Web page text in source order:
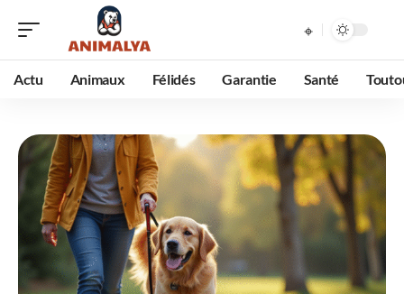
Actu Animaux Félidés Garantie Santé